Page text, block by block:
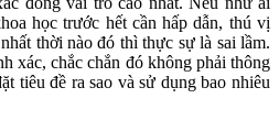
học trước hết cần hấp dẫn, thú vị
thời nào đó thì thực sự là sai lầm.
xác, chắc chắn đó không phải thông
tiêu đề ra sao và sử dụng bao nhiêu